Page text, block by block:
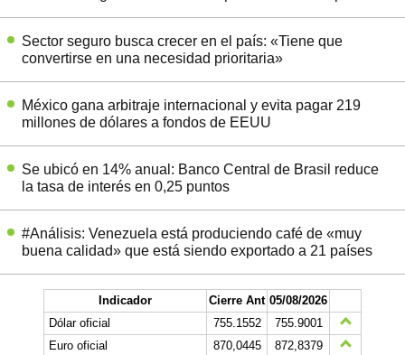
Sector seguro busca crecer en el país: «Tiene que
convertirse en una necesidad prioritaria»
México gana arbitraje internacional y evita pagar 219
millones de dólares a fondos de EEUU
Se ubicó en 14% anual: Banco Central de Brasil reduce
la tasa de interés en 0,25 puntos
#Análisis: Venezuela está produciendo café de «muy
buena calidad» que está siendo exportado a 21 países
Indicador Cierre Ant 05/08/2026
Dólar oficial
755.1552
755.9001
Euro oficial
870,0445
872,8379